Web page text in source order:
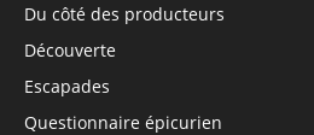
Du côté des producteurs
Découverte
Escapades
Questionnaire épicurien